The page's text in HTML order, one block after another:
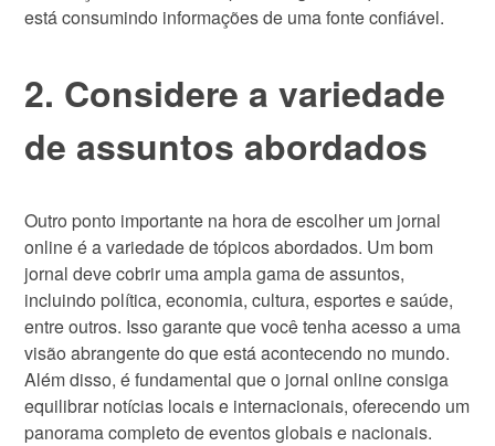
está consumindo informações de uma fonte confiável.
2. Considere a variedade
de assuntos abordados
Outro ponto importante na hora de escolher um jornal
online é a variedade de tópicos abordados. Um bom
jornal deve cobrir uma ampla gama de assuntos,
incluindo política, economia, cultura, esportes e saúde,
entre outros. Isso garante que você tenha acesso a uma
visão abrangente do que está acontecendo no mundo.
Além disso, é fundamental que o jornal online consiga
equilibrar notícias locais e internacionais, oferecendo um
panorama completo de eventos globais e nacionais.